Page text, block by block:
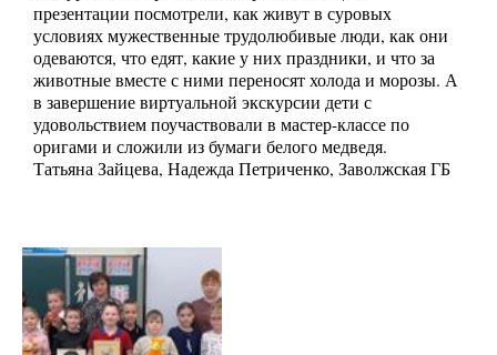
презентации посмотрели, как живут в суровых
условиях мужественные трудолюбивые люди, как они
одеваются, что едят, какие у них праздники, и что за
животные вместе с ними переносят холода и морозы. А
в завершение виртуальной экскурсии дети с
удовольствием поучаствовали в мастер-классе по
оригами и сложили из бумаги белого медведя.
Татьяна Зайцева, Надежда Петриченко, Заволжская ГБ